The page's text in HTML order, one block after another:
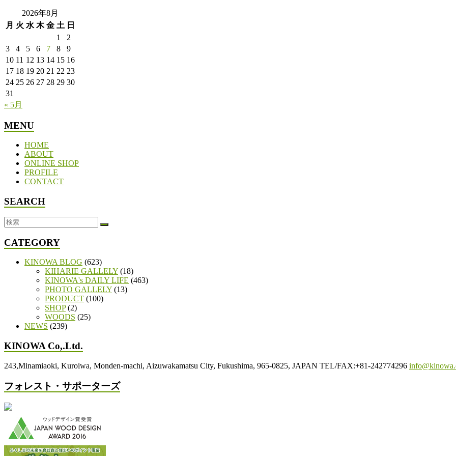
2026年8月
月 火 水 木 金 土 日
1
2
3
4 5 6 7 8
9
10 11 12 13 14 15 16
17 18 19 20 21 22 23
24 25 26 27 28 29 30
31
« 5月
MENU
HOME
ABOUT
ONLINE SHOP
PROFILE
CONTACT
SEARCH
CATEGORY
KINOWA BLOG (623)
KIHARIE GALLELY (18)
KINOWA's DAILY LIFE (463)
PHOTO GALLELY (13)
PRODUCT (100)
SHOP(2)
WOODS (25)
NEWS (239)
KINOWA Co,.Ltd.
243,Minamiaoki, Kuroiwa, Monden-machi, Aizuwakamatsu City, Fukushima, 965-0825, JAPAN TEL/FAX:+81-242774296
フォレスト・サポーターズ